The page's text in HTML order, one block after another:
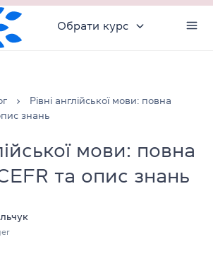
Обрати курс
Рівні англійської мови: повна
знань
мови: повна
та опис знань